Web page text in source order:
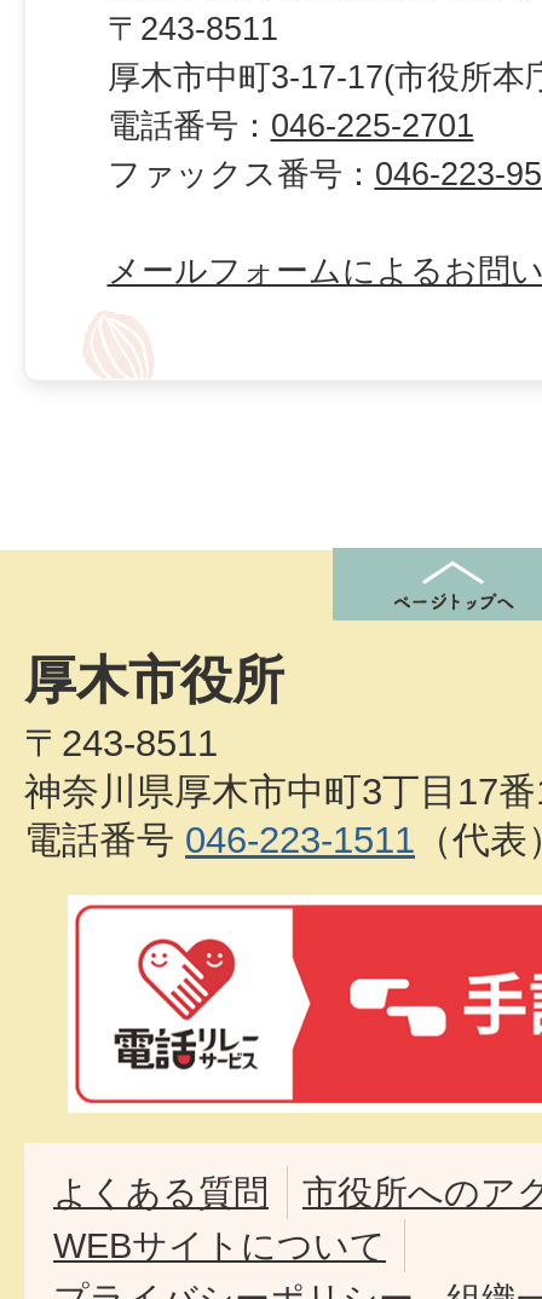
〒243-8511
厚木市中町3-17-17(市役所本
電話番号： 046-225-2701
ファックス番号： 046-223-
メールフォームによるお問
厚木市役所
〒243-8511
神奈川県厚木市中町3丁目17
電話番号 046-223-1511 （代表
よくある質問
市役所へのア
WEBサイトについて